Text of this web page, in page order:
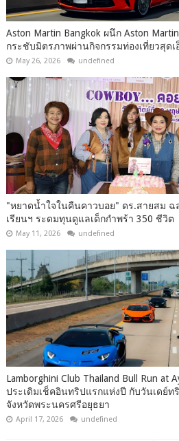
Aston Martin Bangkok ผนึก Aston
กระชับมิตรภาพผ่านกิจกรรมท่องเที่ยวสุด
May 26, 2026 undefined
"หยาดน้ำใจในคืนคาวบอย" ดร.สายสม ฉ
เรียนฯ ระดมทุนดูแลเด็กกำพร้า 350 ชีวิต
May 11, 2026 undefined
Lamborghini Club Thailand Bull Run at
ประเดิมเช็คอินทริปแรกแห่งปี กับวันเดย์ท
จังหวัดพระนครศรีอยุธยา
April 17, 2026 undefined